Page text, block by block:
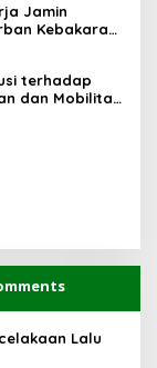
Jamin
Kebakaran
terhadap
dan Mobilitas
Lalu